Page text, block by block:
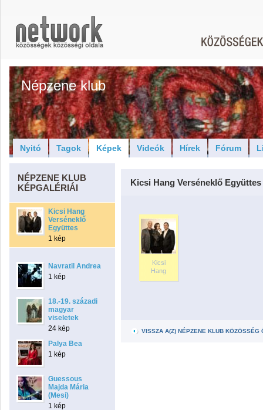
Népzene klub
Nyitó Tagok Képek Videók Hírek Fórum
NÉPZENE KLUB
KÉPGALÉRIÁI
Kicsi Hang
Verséneklő
Együttes
1 kép
Navratil Andrea
1 kép
18.-19. századi
magyar
viseletek
24 kép
Palya Bea
1 kép
Guessous
Majda Mária
(Mesi)
1 kép
Kicsi Hang Verséneklő Együttes
Kicsi
Hang
VISSZA A(Z) NÉPZENE KLUB KÖZÖSSÉG